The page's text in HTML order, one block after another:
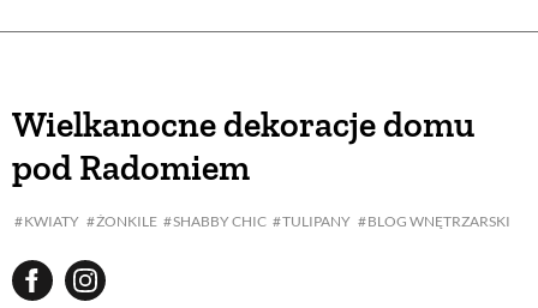
Wielkanocne dekoracje domu
pod Radomiem
KWIATY ŻONKILE SHABBY CHIC TULIPANY BLOG WNĘTRZARSKI